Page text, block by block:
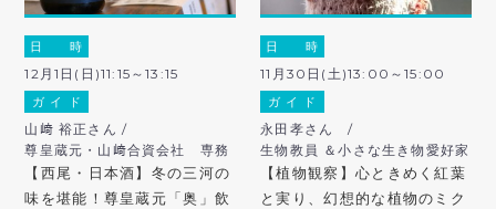
日 時
12月1日(日)11:15～13:15
ガ イ ド
山﨑 裕正さん /
尊皇蔵元・山﨑合資会社 専務
【西尾・日本酒】冬の三河の
味を堪能！尊皇蔵元「奥」飲
日 時
11月30日(土)13:00～15:00
ガ イ ド
永田孝さん /
生物教員 ＆小さな生き物愛好家
【植物観察】心ときめく紅葉
と実り、幻想的な植物のミク